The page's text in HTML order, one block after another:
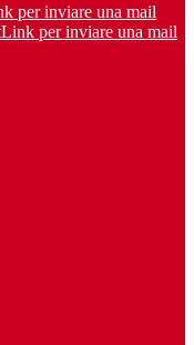
per inviare una mail
Link per inviare una mail